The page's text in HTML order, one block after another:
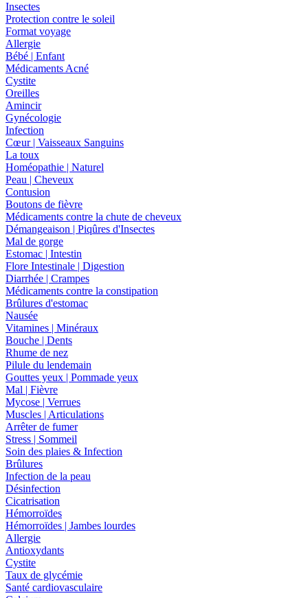
Insectes
Protection contre le soleil
Format voyage
Allergie
Bébé | Enfant
Médicaments Acné
Cystite
Oreilles
Amincir
Gynécologie
Infection
Cœur | Vaisseaux Sanguins
La toux
Homéopathie | Naturel
Peau | Cheveux
Contusion
Boutons de fièvre
Médicaments contre la chute de cheveux
Démangeaison | Piqûres d'Insectes
Mal de gorge
Estomac | Intestin
Flore Intestinale | Digestion
Diarrhée | Crampes
Médicaments contre la constipation
Brûlures d'estomac
Nausée
Vitamines | Minéraux
Bouche | Dents
Rhume de nez
Pilule du lendemain
Gouttes yeux | Pommade yeux
Mal | Fièvre
Mycose | Verrues
Muscles | Articulations
Arrêter de fumer
Stress | Sommeil
Soin des plaies & Infection
Brûlures
Infection de la peau
Désinfection
Cicatrisation
Hémorroïdes
Hémorroïdes | Jambes lourdes
Allergie
Antioxydants
Cystite
Taux de glycémie
Santé cardiovasculaire